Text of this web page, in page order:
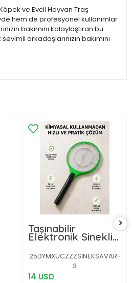
ve Evcil Hayvan Traş
hem de profesyonel kullanımlar
bakımını kolaylaştıran bu
arkadaşlarınızın bakımını
Taşınabilir
Elektronik Sineklik
– Üç Katmanlı
Güvenli Izgara ve
Kimyasız Koruma
25DYMXUCZZZSİNEKSAVAR-
3
14 USD